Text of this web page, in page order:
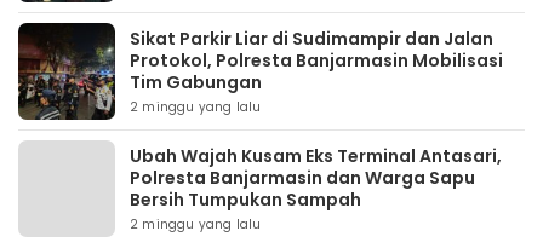
Sikat Parkir Liar di Sudimampir dan Jalan
Protokol, Polresta Banjarmasin Mobilisasi
Tim Gabungan
2 minggu yang lalu
Ubah Wajah Kusam Eks Terminal Antasari,
Polresta Banjarmasin dan Warga Sapu
Bersih Tumpukan Sampah
2 minggu yang lalu